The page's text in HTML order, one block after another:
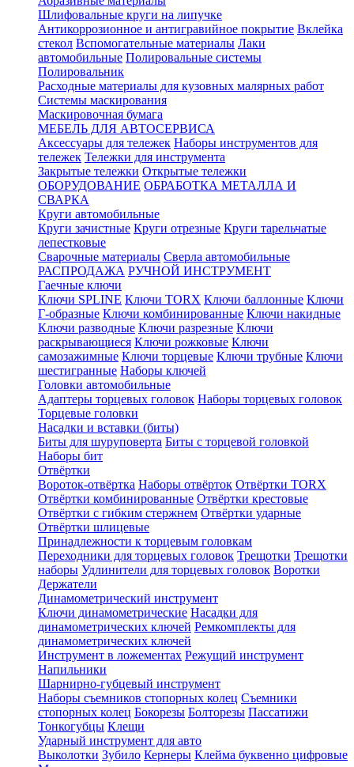
Шлифовальные круги на липучке
Антикоррозионное и антигравийное покрытие Вклейка
стекол Вспомогательные материалы Лаки
автомобильные Полировальные системы
Полировальник
Расходные материалы для кузовных малярных работ
Системы маскирования
Маскировочная бумага
МЕБЕЛЬ ДЛЯ АВТОСЕРВИСА
Аксессуары для тележек Наборы инструментов для
тележек Тележки для инструмента
Закрытые тележки Открытые тележки
ОБОРУДОВАНИЕ ОБРАБОТКА МЕТАЛЛА И
СВАРКА
Круги автомобильные
Круги зачистные Круги отрезные Круги тарельчатые
лепестковые
Сварочные материалы Сверла автомобильные
РАСПРОДАЖА РУЧНОЙ ИНСТРУМЕНТ
Гаечные ключи
Ключи SPLINE Ключи TORX Ключи баллонные Ключи
Г-образные Ключи комбинированные Ключи накидные
Ключи разводные Ключи разрезные Ключи
раскрывающиеся Ключи рожковые Ключи
самозажимные Ключи торцевые Ключи трубные Ключи
шестигранные Наборы ключей
Головки автомобильные
Адаптеры торцевых головок Наборы торцевых головок
Торцевые головки
Насадки и вставки (биты)
Биты для шуруповерта Биты с торцевой головкой
Наборы бит
Отвёртки
Вороток-отвёртка Наборы отвёрток Отвёртки TORX
Отвёртки комбинированные Отвёртки крестовые
Отвёртки с гибким стержнем Отвёртки ударные
Отвёртки шлицевые
Принадлежности к торцевым головкам
Переходники для торцевых головок Трещотки Трещотки
наборы Удлинители для торцевых головок Воротки
Держатели
Динамометрический инструмент
Ключи динамометрические Насадки для
динамометрических ключей Ремкомплекты для
динамометрических ключей
Инструмент в ложементах Режущий инструмент
Напильники
Шарнирно-губцевый инструмент
Наборы съемников стопорных колец Съемники
стопорных колец Бокорезы Болторезы Пассатижи
Тонкогубцы Клещи
Ударный инструмент для авто
Выколотки Зубило Кернеры Клейма буквенно цифровые